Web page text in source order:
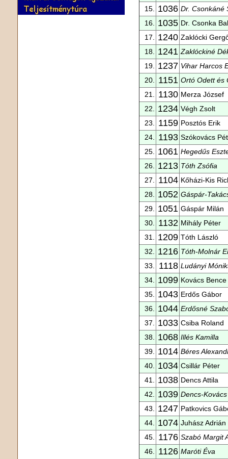
15.
1036 Dr. Csonkáné
16.
1035 Dr. Csonka
17.
1240 Zaklócki
18.
1241 Zaklóckiné
19.
1237 Vihar Harcos
20.
1151 Ortó Odett és
21.
1130 Merza József
22.
1234 Végh Zsolt
23.
1159 Posztós Erik
24.
1193 Szókovács
25.
1061 Hegedűs
26.
1213 Tóth Zsófia
27.
1104 Kőházi-Kis
28.
1052 Gáspár-
29.
1051 Gáspár Milán
30.
1132 Mihály Péter
31.
1209 Tóth László
32.
1216 Tóth-Molnár
33.
1118 Ludányi
34.
1099 Kovács Bence
35.
1043 Erdős Gábor
36.
1044 Erdősné
37.
1033 Csiba Roland
38.
1068 Illés Kamilla
39.
1014 Béres
40.
1034 Csillár Péter
41.
1038 Dencs Attila
42.
1039 Dencs-
43.
1247 Patkovics
44.
1074 Juhász Adrián
45.
1176 Szabó Margit
46.
1126 Maróti Éva